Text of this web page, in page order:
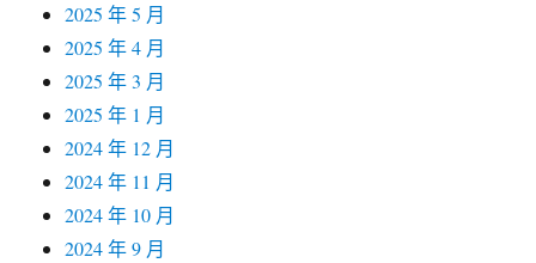
2025 年 5 月
2025 年 4 月
2025 年 3 月
2025 年 1 月
2024 年 12 月
2024 年 11 月
2024 年 10 月
2024 年 9 月